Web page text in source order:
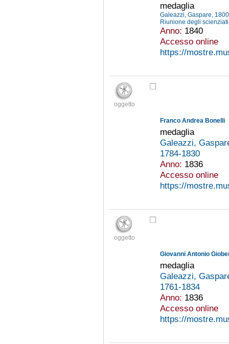
medaglia
Galeazzi, Gaspare,
Riunione degli
Anno: 1840
Accesso online
https://
oggetto
Franco Andrea Bonelli
medaglia
Galeazzi,
1784-1830
Anno: 1836
Accesso online
https://
oggetto
Giovanni Antonio
medaglia
Galeazzi,
1761-1834
Anno: 1836
Accesso online
https://